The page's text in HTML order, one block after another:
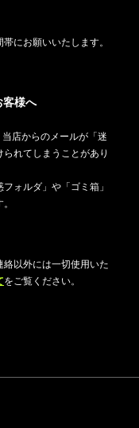
にお願いいたします。
様へ
店からのメールが「迷
れてしまうことがあり
ォルダ」や「ゴミ箱」
以外には一切使用いた
をご覧ください。